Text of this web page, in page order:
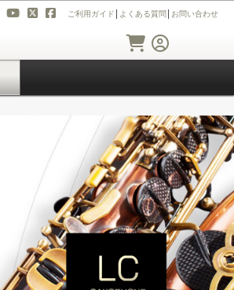
ご利用ガイド よくある質問 お問い合わせ